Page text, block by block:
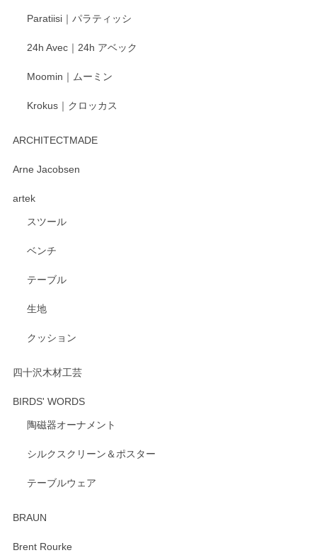
Paratiisi｜パラティッシ
24h Avec｜24h アベック
Moomin｜ムーミン
Krokus｜クロッカス
ARCHITECTMADE
Arne Jacobsen
artek
スツール
ベンチ
テーブル
生地
クッション
四十沢木材工芸
BIRDS' WORDS
陶磁器オーナメント
シルクスクリーン＆ポスター
テーブルウェア
BRAUN
Brent Rourke